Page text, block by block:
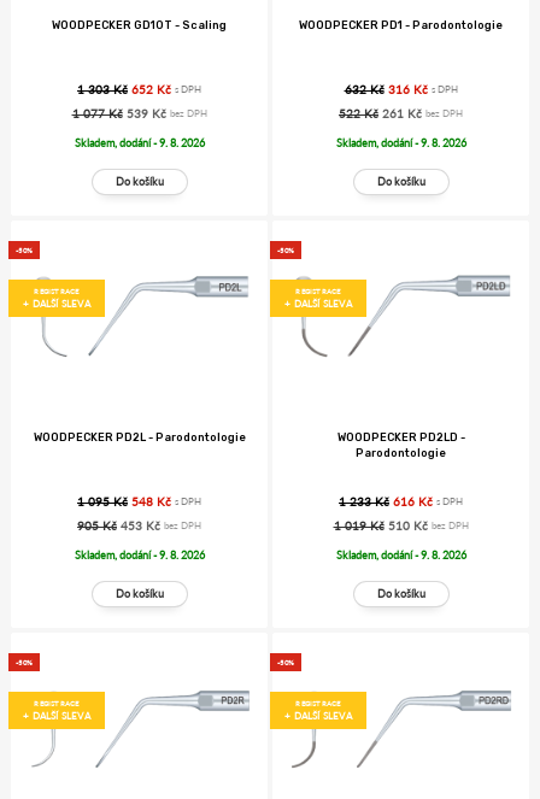
WOODPECKER GD10T - Scaling
1 303 Kč 652 Kč s DPH
1 077 Kč 539 Kč bez DPH
Skladem, dodání - 9. 8. 2026
WOODPECKER PD1 - Parodontologie
632 Kč 316 Kč s DPH
522 Kč 261 Kč bez DPH
Skladem, dodání - 9. 8. 2026
-50%
REGISTRACE
+ DALŠÍ SLEVA
WOODPECKER PD2L - Parodontologie
1 095 Kč 548 Kč s DPH
905 Kč 453 Kč bez DPH
Skladem, dodání - 9. 8. 2026
-50%
REGISTRACE
+ DALŠÍ SLEVA
WOODPECKER PD2LD -
Parodontologie
1 233 Kč 616 Kč s DPH
1 019 Kč 510 Kč bez DPH
Skladem, dodání - 9. 8. 2026
-50%
REGISTRACE
+ DALŠÍ SLEVA
-50%
REGISTRACE
+ DALŠÍ SLEVA